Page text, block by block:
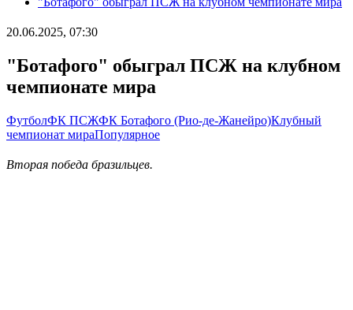
20.06.2025, 07:30
"Ботафого" обыграл ПСЖ на клубном
чемпионате мира
ФутболФК ПСЖФК Ботафого (Рио-де-Жанейро)Клубный
чемпионат мираПопулярное
Вторая победа бразильцев.